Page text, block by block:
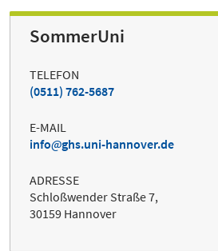
SommerUni
TELEFON
(0511) 762-5687
E-MAIL
info
ghs.uni-hannover.de
ADRESSE
Schloßwender Straße 7,
30159 Hannover